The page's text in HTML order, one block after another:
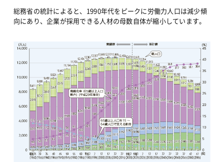
総務省の統計によると、1990年代をピークに労働力人口は減少傾
向にあり、企業が採用できる人材の母数自体が縮小しています。